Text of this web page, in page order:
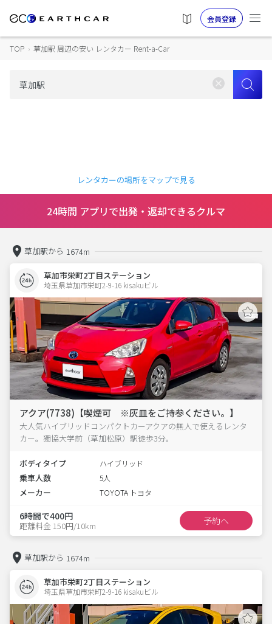
会員登録
TOP › 草加駅 周辺の安い レンタカー Rent-a-Car
レンタカーの場所をマップで見る
24時間 アプリで出発・返却できるクルマ
草加駅から 1674m
草加市栄町2丁目ステーション
埼玉県草加市栄町2-9-16 kisakuビル
アクア(7738)【喫煙可 ※灰皿をご持参ください。】
大人気ハイブリッドコンパクトカーアクアの無人で使えるレンタ
カー。獨協大学前（草加松原）駅徒歩3分。
ボディタイプ ハイブリッド
乗車人数 5人
メーカー TOYOTA トヨタ
6時間で400円
距離料金 150円/10km 予約へ
草加駅から 1674m
草加市栄町2丁目ステーション
埼玉県草加市栄町2-9-16 kisakuビル